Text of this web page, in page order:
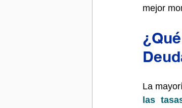
mejor
La
las